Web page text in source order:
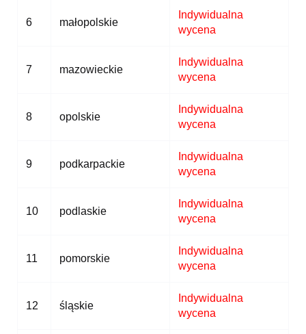
6 małopolskie
Indywidualna
wycena
7 mazowieckie
Indywidualna
wycena
8 opolskie
Indywidualna
wycena
9 podkarpackie
Indywidualna
wycena
10 podlaskie
Indywidualna
wycena
11 pomorskie
Indywidualna
wycena
12 śląskie
Indywidualna
wycena